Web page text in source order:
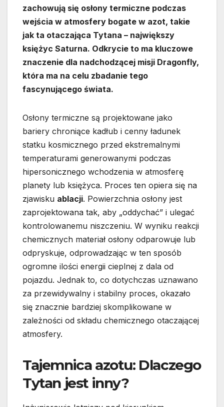
zachowują się osłony termiczne podczas
wejścia w atmosfery bogate w azot, takie
jak ta otaczająca Tytana – największy
księżyc Saturna. Odkrycie to ma kluczowe
znaczenie dla nadchodzącej misji Dragonfly,
która ma na celu zbadanie tego
fascynującego świata.
Osłony termiczne są projektowane jako
bariery chroniące kadłub i cenny ładunek
statku kosmicznego przed ekstremalnymi
temperaturami generowanymi podczas
hipersonicznego wchodzenia w atmosferę
planety lub księżyca. Proces ten opiera się na
zjawisku ablacji. Powierzchnia osłony jest
zaprojektowana tak, aby „oddychać” i ulegać
kontrolowanemu niszczeniu. W wyniku reakcji
chemicznych materiał osłony odparowuje lub
odpryskuje, odprowadzając w ten sposób
ogromne ilości energii cieplnej z dala od
pojazdu. Jednak to, co dotychczas uznawano
za przewidywalny i stabilny proces, okazało
się znacznie bardziej skomplikowane w
zależności od składu chemicznego otaczającej
atmosfery.
Tajemnica azotu: Dlaczego
Tytan jest inny?